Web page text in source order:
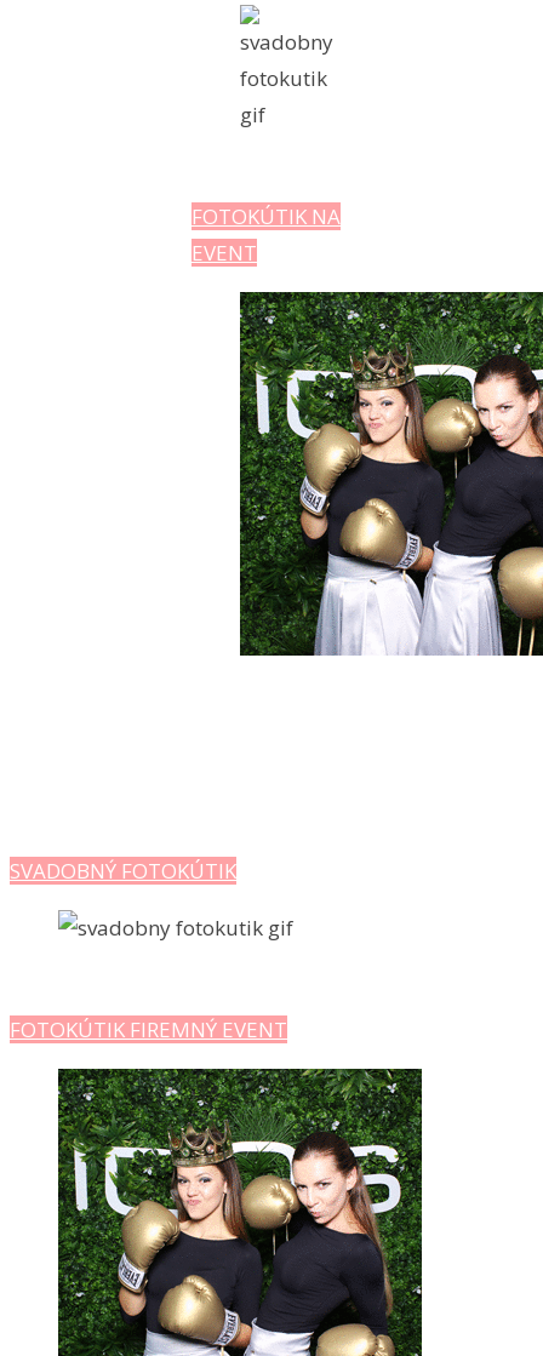
FOTOKÚTIK NA
EVENT
SVADOBNÝ FOTOKÚTIK
FOTOKÚTIK FIREMNÝ EVENT